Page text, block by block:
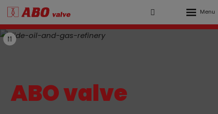
Vyhledávání
Přihlášení
menu
ABO
valve,
ABO valve